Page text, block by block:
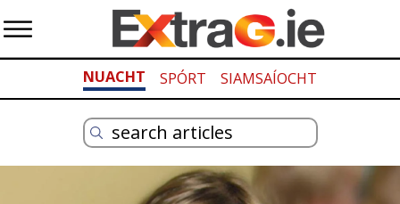
NUACHT SPÓRT SIAMSAÍOCHT